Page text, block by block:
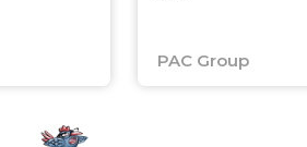
PAC Group